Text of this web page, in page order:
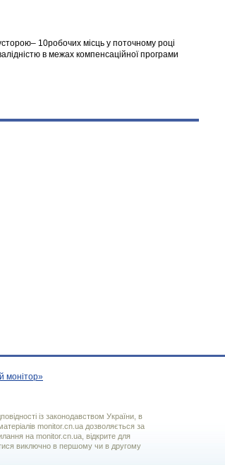
10робочих місць у поточному році
в межах компенсаційної програми
монітор»
із законодавством України, в
monitor.cn.ua дозволяється за
на monitor.cn.ua, відкрите для
виключно в першому чи в другому